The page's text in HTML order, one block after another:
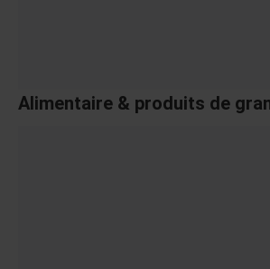
Alimentaire & produits de